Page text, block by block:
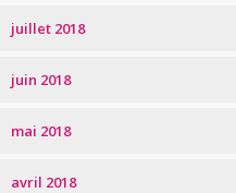
juillet 2018
juin 2018
mai 2018
avril 2018